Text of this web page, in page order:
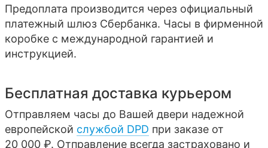
Предоплата производится через официальный
платежный шлюз Сбербанка. Часы в фирменной
коробке с международной гарантией и
инструкцией.
Бесплатная доставка курьером
Отправляем часы до Вашей двери надежной
европейской службой DPD при заказе от
20 000 ₽. Отправление всегда застраховано и